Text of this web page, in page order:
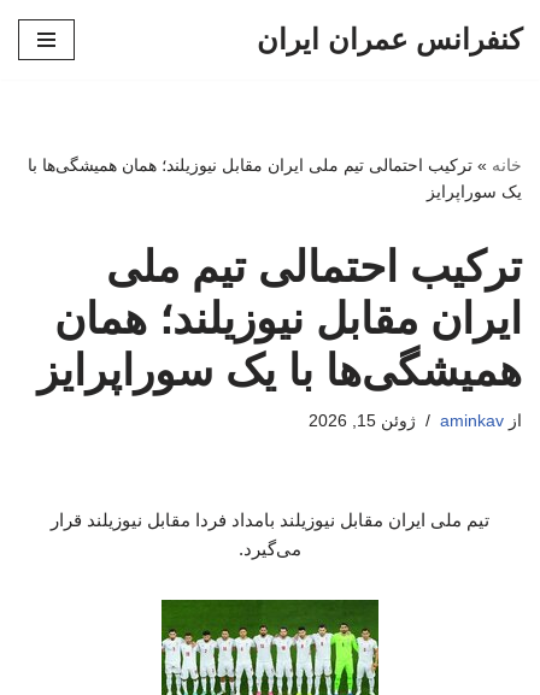
کنفرانس عمران ایران
خانه » ترکیب احتمالی تیم ملی ایران مقابل نیوزیلند؛ همان همیشگی‌ها با
یک سوراپرایز
ترکیب احتمالی تیم ملی
ایران مقابل نیوزیلند؛ همان
همیشگی‌ها با یک سوراپرایز
از aminkav ژوئن 15, 2026
تیم ملی ایران مقابل نیوزیلند بامداد فردا مقابل نیوزیلند قرار
می‌گیرد.